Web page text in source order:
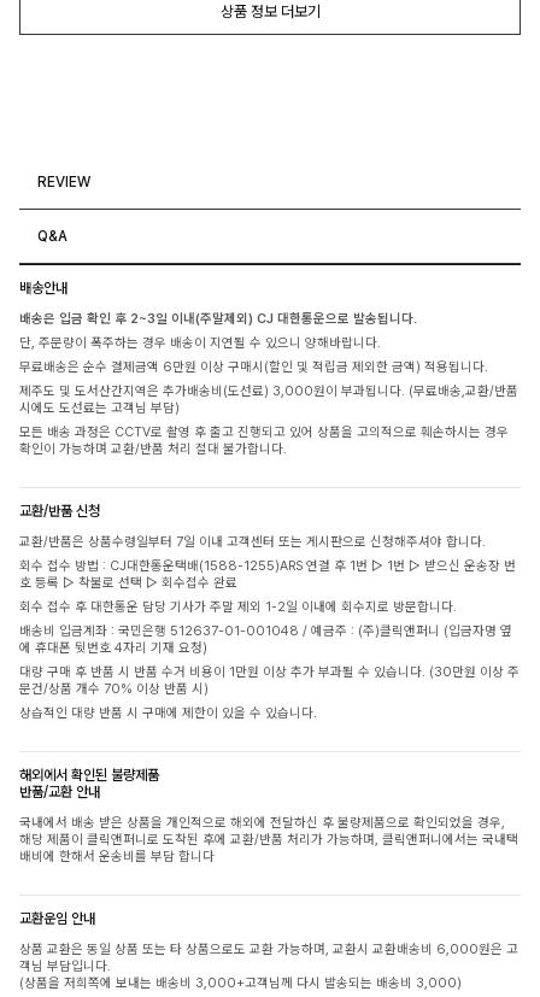
상품 정보 더보기
REVIEW
Q&A
배송안내
배송은 입금 확인 후 2~3일 이내(주말제외) CJ 대한통운으로 발송됩니다.
단, 주문량이 폭주하는 경우 배송이 지연될 수 있으니 양해바랍니다.
무료배송은 순수 결제금액 6만원 이상 구매시(할인 및 적립금 제외한 금액) 적용됩니다.
제주도 및 도서산간지역은 추가배송비(도선료) 3,000원이 부과됩니다. (무료배송,교환/반품
시에도 도선료는 고객님 부담)
모든 배송 과정은 CCTV로 촬영 후 출고 진행되고 있어 상품을 고의적으로 훼손하시는 경우
확인이 가능하며 교환/반품 처리 절대 불가합니다.
교환/반품 신청
교환/반품은 상품수령일부터 7일 이내 고객센터 또는 게시판으로 신청해주셔야 합니다.
회수 접수 방법 : CJ대한통운택배(1588-1255)ARS 연결 후 1번 ▷ 1번 ▷ 받으신 운송장 번
호 등록 ▷ 착불로 선택 ▷ 회수접수 완료
회수 접수 후 대한통운 담당 기사가 주말 제외 1-2일 이내에 회수지로 방문합니다.
배송비 입금계좌 : 국민은행 512637-01-001048 / 예금주 : (주)클릭앤퍼니 (입금자명 옆
에 휴대폰 뒷번호 4자리 기재 요청)
대량 구매 후 반품 시 반품 수거 비용이 1만원 이상 추가 부과될 수 있습니다. (30만원 이상 주
문건/상품 개수 70% 이상 반품 시)
상습적인 대량 반품 시 구매에 제한이 있을 수 있습니다.
해외에서 확인된 불량제품
반품/교환 안내
국내에서 배송 받은 상품을 개인적으로 해외에 전달하신 후 불량제품으로 확인되었을 경우,
해당 제품이 클릭앤퍼니로 도착된 후에 교환/반품 처리가 가능하며, 클릭앤퍼니에서는 국내택
배비에 한해서 운송비를 부담 합니다
교환운임 안내
상품 교환은 동일 상품 또는 타 상품으로도 교환 가능하며, 교환시 교환배송비 6,000원은 고
객님 부담입니다.
(상품을 저희쪽에 보내는 배송비 3,000+고객님께 다시 발송되는 배송비 3,000)